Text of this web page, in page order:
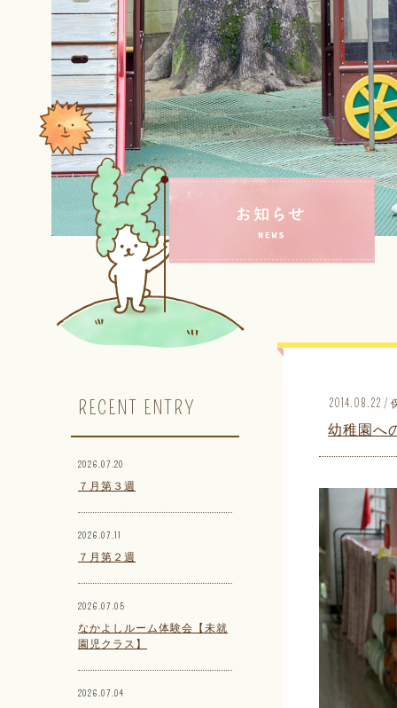
RECENT ENTRY
2026.07.20
７月第３週
2026.07.11
７月第２週
2026.07.05
なかよしルーム体験会【未就
園児クラス】
2026.07.04
2014.08.22 /
幼稚園へ